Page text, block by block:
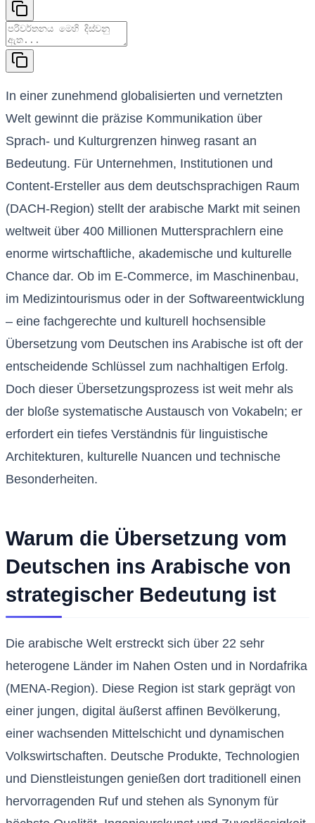
In einer zunehmend globalisierten und vernetzten
Welt gewinnt die präzise Kommunikation über
Sprach- und Kulturgrenzen hinweg rasant an
Bedeutung. Für Unternehmen, Institutionen und
Content-Ersteller aus dem deutschsprachigen Raum
(DACH-Region) stellt der arabische Markt mit seinen
weltweit über 400 Millionen Muttersprachlern eine
enorme wirtschaftliche, akademische und kulturelle
Chance dar. Ob im E-Commerce, im Maschinenbau,
im Medizintourismus oder in der Softwareentwicklung
– eine fachgerechte und kulturell hochsensible
Übersetzung vom Deutschen ins Arabische ist oft der
entscheidende Schlüssel zum nachhaltigen Erfolg.
Doch dieser Übersetzungsprozess ist weit mehr als
der bloße systematische Austausch von Vokabeln; er
erfordert ein tiefes Verständnis für linguistische
Architekturen, kulturelle Nuancen und technische
Besonderheiten.
Warum die Übersetzung vom
Deutschen ins Arabische von
strategischer Bedeutung ist
Die arabische Welt erstreckt sich über 22 sehr
heterogene Länder im Nahen Osten und in Nordafrika
(MENA-Region). Diese Region ist stark geprägt von
einer jungen, digital äußerst affinen Bevölkerung,
einer wachsenden Mittelschicht und dynamischen
Volkswirtschaften. Deutsche Produkte, Technologien
und Dienstleistungen genießen dort traditionell einen
hervorragenden Ruf und stehen als Synonym für